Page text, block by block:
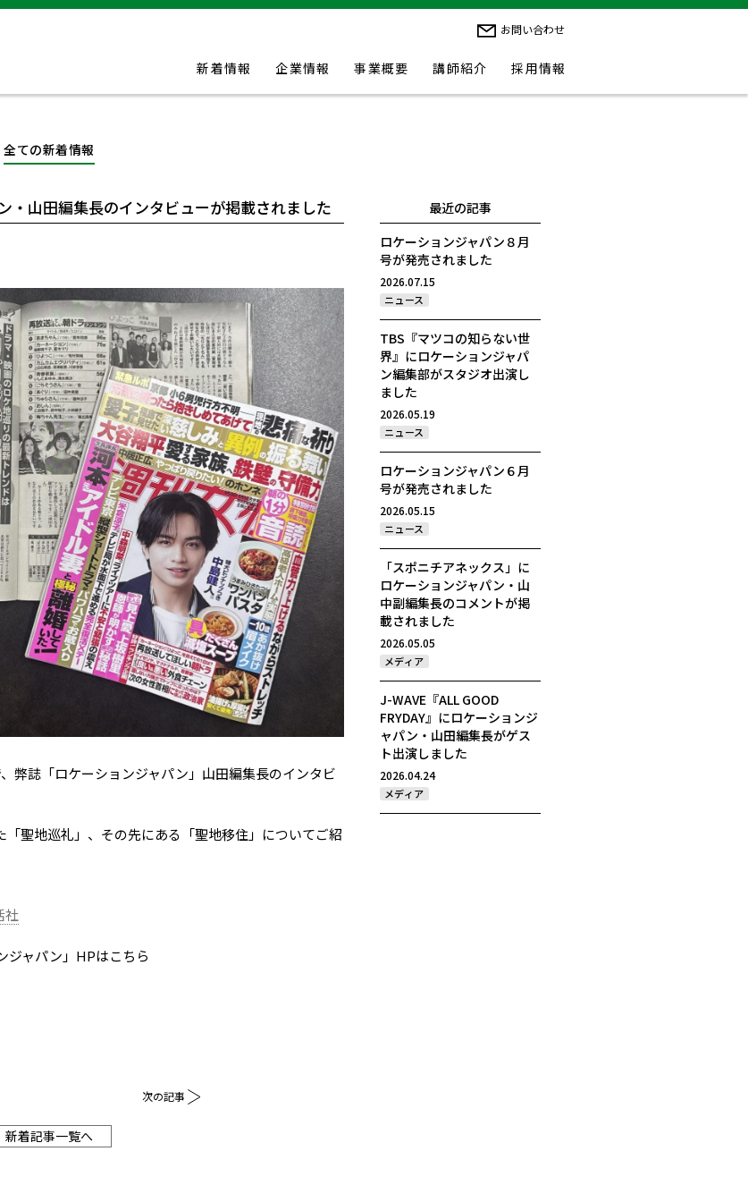
新着情報 企業情報 事業概要 講師紹介 採用情報
お問い合わせ
全ての新着情報
・山田編集長のインタビューが掲載されました
弊誌「ロケーションジャパン」山田編集長のインタビ
聖地巡礼」、その先にある「聖地移住」についてご紹
社
ジャパン」HPはこちら
次の記事
新着記事一覧へ
最近の記事
ロケーションジャパン８月
号が発売されました
2026.07.15
ニュース
TBS『マツコの知らない世
界』にロケーションジャパ
ン編集部がスタジオ出演し
ました
2026.05.19
ニュース
ロケーションジャパン６月
号が発売されました
2026.05.15
ニュース
「スポニチアネックス」に
ロケーションジャパン・山
中副編集長のコメントが掲
載されました
2026.05.05
メディア
J-WAVE『ALL GOOD
FRYDAY』にロケーションジ
ャパン・山田編集長がゲス
ト出演しました
2026.04.24
メディア